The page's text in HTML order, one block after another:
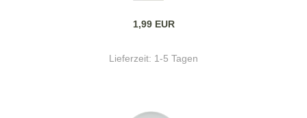
1,99 EUR
Lieferzeit: 1-5 Tagen